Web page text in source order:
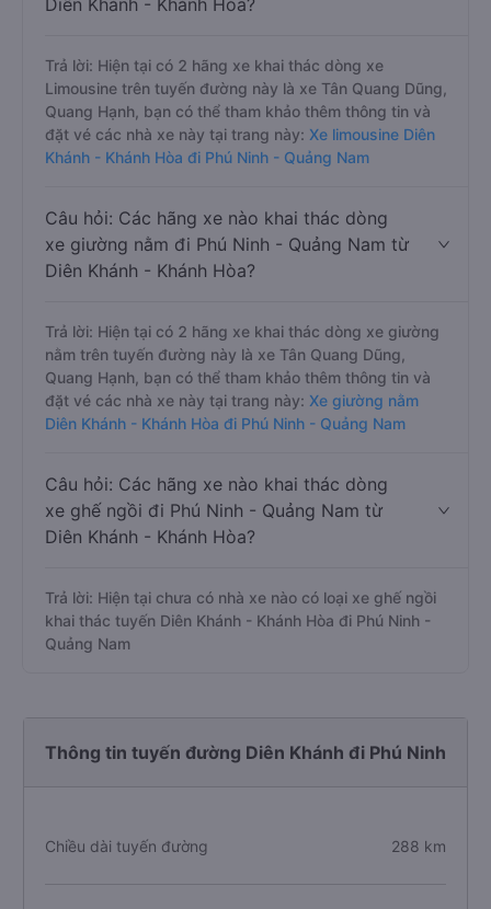
Diên Khánh - Khánh Hòa?
Trả lời: Hiện tại có 2 hãng xe khai thác dòng xe
Limousine trên tuyến đường này là xe Tân Quang Dũng,
Quang Hạnh, bạn có thể tham khảo thêm thông tin và
đặt vé các nhà xe này tại trang này: Xe limousine Diên
Khánh - Khánh Hòa đi Phú Ninh - Quảng Nam
Câu hỏi: Các hãng xe nào khai thác dòng
xe giường nằm đi Phú Ninh - Quảng Nam từ
Diên Khánh - Khánh Hòa?
Trả lời: Hiện tại có 2 hãng xe khai thác dòng xe giường
nằm trên tuyến đường này là xe Tân Quang Dũng,
Quang Hạnh, bạn có thể tham khảo thêm thông tin và
đặt vé các nhà xe này tại trang này: Xe giường nằm
Diên Khánh - Khánh Hòa đi Phú Ninh - Quảng Nam
Câu hỏi: Các hãng xe nào khai thác dòng
xe ghế ngồi đi Phú Ninh - Quảng Nam từ
Diên Khánh - Khánh Hòa?
Trả lời: Hiện tại chưa có nhà xe nào có loại xe ghế ngồi
khai thác tuyến Diên Khánh - Khánh Hòa đi Phú Ninh -
Quảng Nam
Thông tin tuyến đường Diên Khánh đi Phú Ninh
Chiều dài tuyến đường 288 km